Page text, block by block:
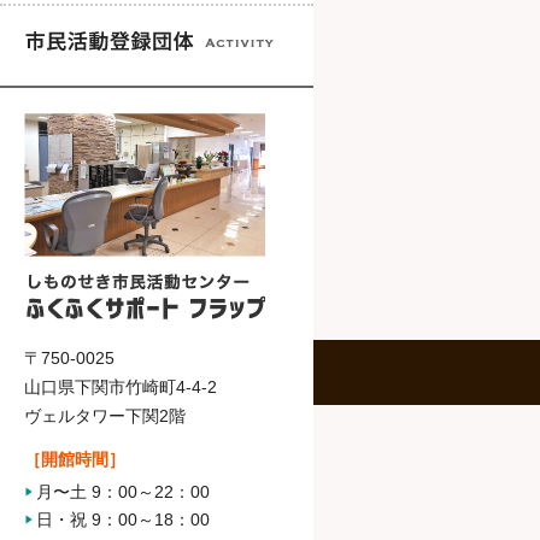
〒750-0025
山口県下関市竹崎町4-4-2
ヴェルタワー下関2階
［開館時間］
月〜土 9：00～22：00
日・祝 9：00～18：00